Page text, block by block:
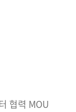
협력 MOU